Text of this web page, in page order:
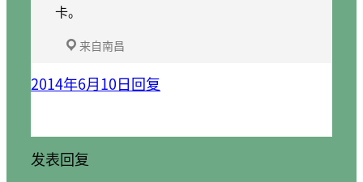
卡。
来自南昌
2014年6月10日回复
发表回复